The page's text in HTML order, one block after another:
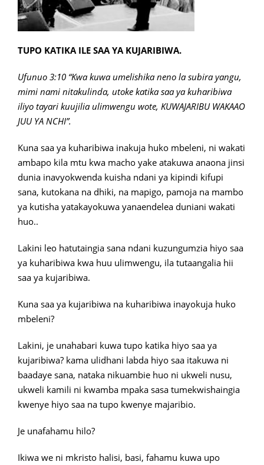
TUPO KATIKA ILE SAA YA KUJARIBIWA.
Ufunuo 3:10 “Kwa kuwa umelishika neno la subira yangu,
mimi nami nitakulinda, utoke katika saa ya kuharibiwa
iliyo tayari kuujilia ulimwengu wote, KUWAJARIBU WAKAAO
JUU YA NCHI”.
Kuna saa ya kuharibiwa inakuja huko mbeleni, ni wakati
ambapo kila mtu kwa macho yake atakuwa anaona jinsi
dunia inavyokwenda kuisha ndani ya kipindi kifupi
sana, kutokana na dhiki, na mapigo, pamoja na mambo
ya kutisha yatakayokuwa yanaendelea duniani wakati
huo..
Lakini leo hatutaingia sana ndani kuzungumzia hiyo saa
ya kuharibiwa kwa huu ulimwengu, ila tutaangalia hii
saa ya kujaribiwa.
Kuna saa ya kujaribiwa na kuharibiwa inayokuja huko
mbeleni?
Lakini, je unahabari kuwa tupo katika hiyo saa ya
kujaribiwa? kama ulidhani labda hiyo saa itakuwa ni
baadaye sana, nataka nikuambie huo ni ukweli nusu,
ukweli kamili ni kwamba mpaka sasa tumekwishaingia
kwenye hiyo saa na tupo kwenye majaribio.
Je unafahamu hilo?
Ikiwa we ni mkristo halisi, basi, fahamu kuwa upo